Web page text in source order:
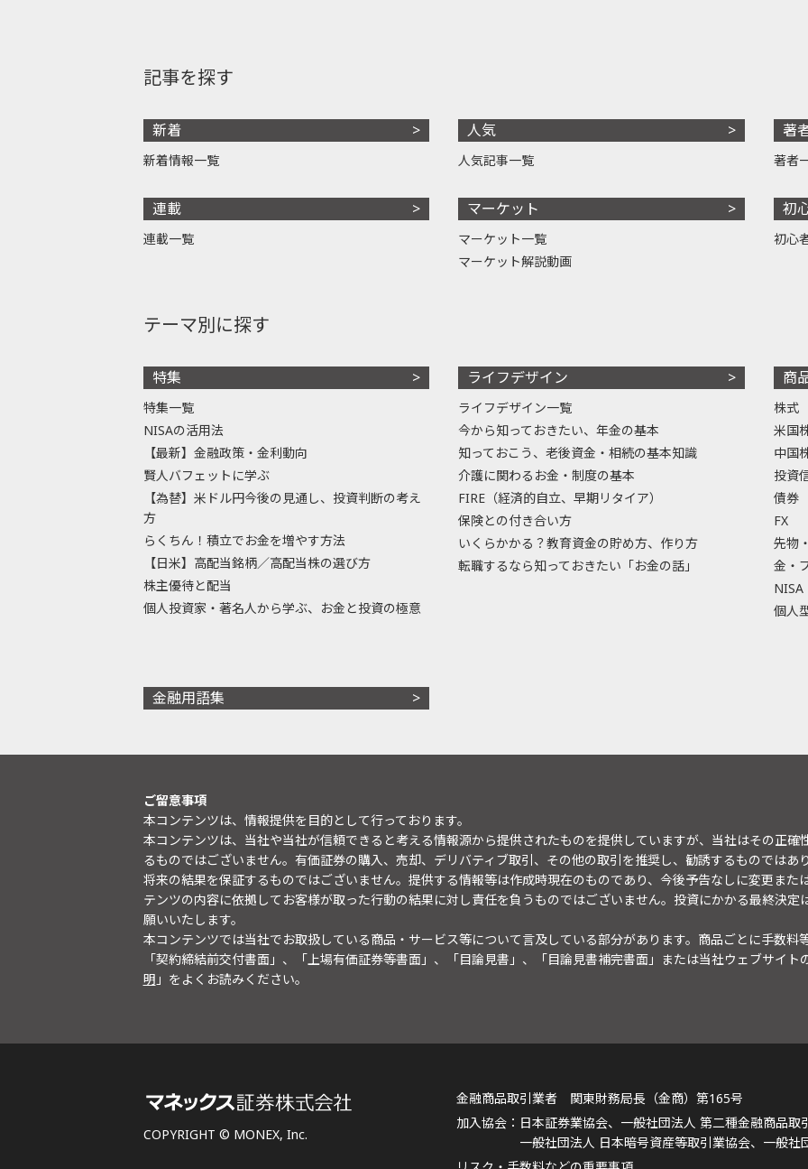
記事を探す
新着
新着情報一覧
連載
連載一覧
人気
人気記事一覧
マーケット
マーケット一覧
マーケット解説動画
著
著者
初
初心
テーマ別に探す
特集
特集一覧
NISAの活用法
【最新】金融政策・金利動向
賢人バフェットに学ぶ
【為替】米ドル円今後の見通し、投資判断の考え
方
らくちん！積立でお金を増やす方法
【日米】高配当銘柄／高配当株の選び方
株主優待と配当
個人投資家・著名人から学ぶ、お金と投資の極意
ライフデザイン
ライフデザイン一覧
今から知っておきたい、年金の基本
知っておこう、老後資金・相続の基本知識
介護に関わるお金・制度の基本
FIRE（経済的自立、早期リタイア）
保険との付き合い方
いくらかかる？教育資金の貯め方、作り方
転職するなら知っておきたい「お金の話」
商
株式
米国
中国
投資
債券
FX
先物
金・
NISA
個人
金融用語集
ご留意事項
本コンテンツは、情報提供を目的として行っております。
本コンテンツは、当社や当社が信頼できると考える情報源から提供されたものを提供していますが、当社はその正
るものではございません。有価証券の購入、売却、デリバティブ取引、その他の取引を推奨し、勧誘するものではあ
将来の結果を保証するものではございません。提供する情報等は作成時現在のものであり、今後予告なしに変更また
テンツの内容に依拠してお客様が取った行動の結果に対し責任を負うものではございません。投資にかかる最終決
願いいたします。
本コンテンツでは当社でお取扱している商品・サービス等について言及している部分があります。商品ごとに手数料
「契約締結前交付書面」、「上場有価証券等書面」、「目論見書」、「目論見書補完書面」または当社ウェブサイト
明 」をよくお読みください。
COPYRIGHT © MONEX, Inc.
金融商品取引業者 関東財務局長（金商）第165号
日本証券業協会、一般社団法人 第二種金融商品取
一般社団法人 日本暗号資産等取引業協会、一般社